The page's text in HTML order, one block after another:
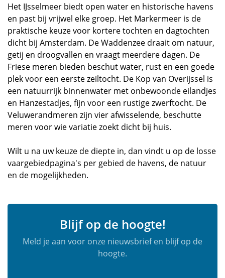
Het IJsselmeer biedt open water en historische havens
en past bij vrijwel elke groep. Het Markermeer is de
praktische keuze voor kortere tochten en dagtochten
dicht bij Amsterdam. De Waddenzee draait om natuur,
getij en droogvallen en vraagt meerdere dagen. De
Friese meren bieden beschut water, rust en een goede
plek voor een eerste zeiltocht. De Kop van Overijssel is
een natuurrijk binnenwater met onbewoonde eilandjes
en Hanzestadjes, fijn voor een rustige zwerftocht. De
Veluwerandmeren zijn vier afwisselende, beschutte
meren voor wie variatie zoekt dicht bij huis.
Wilt u na uw keuze de diepte in, dan vindt u op de losse
vaargebiedpagina's per gebied de havens, de natuur
en de mogelijkheden.
Blijf op de hoogte!
Meld je aan voor onze nieuwsbrief en blijf op de
hoogte.